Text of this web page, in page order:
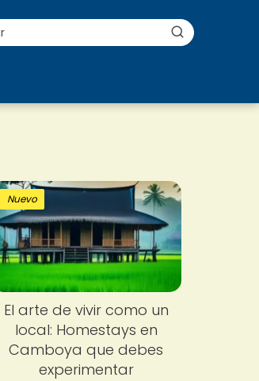
Nuevo
El arte de vivir como un
local: Homestays en
Camboya que debes
experimentar